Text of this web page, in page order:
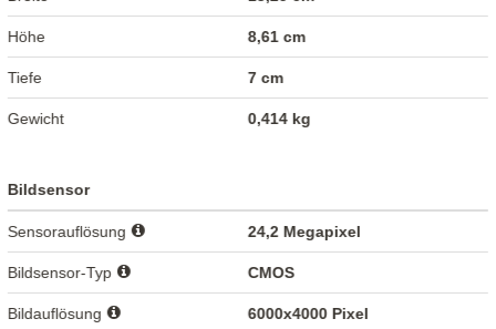
Höhe 8,61 cm
Tiefe 7 cm
Gewicht 0,414 kg
Bildsensor
Sensorauflösung 24,2 Megapixel
Bildsensor-Typ CMOS
Bildauflösung 6000x4000 Pixel